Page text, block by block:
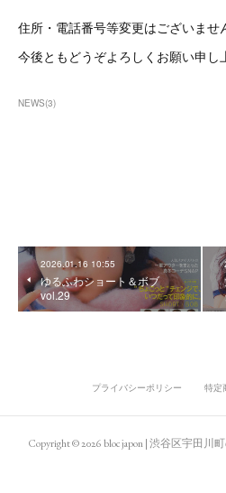
住所・電話番号等変更はございませ
今後ともどうぞよろしくお願い申し
NEWS(3)
2026.01.16 10:55
ゆるふわショート＆ボブ
vol.29
プライバシーポリシー 特定
Copyright ©2026bloc japon | 渋谷区宇田